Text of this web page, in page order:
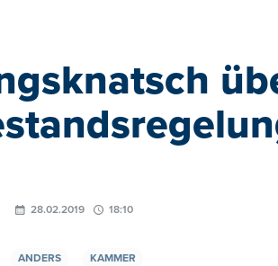
28.02.2019 18:10
ANDERS KAMMER